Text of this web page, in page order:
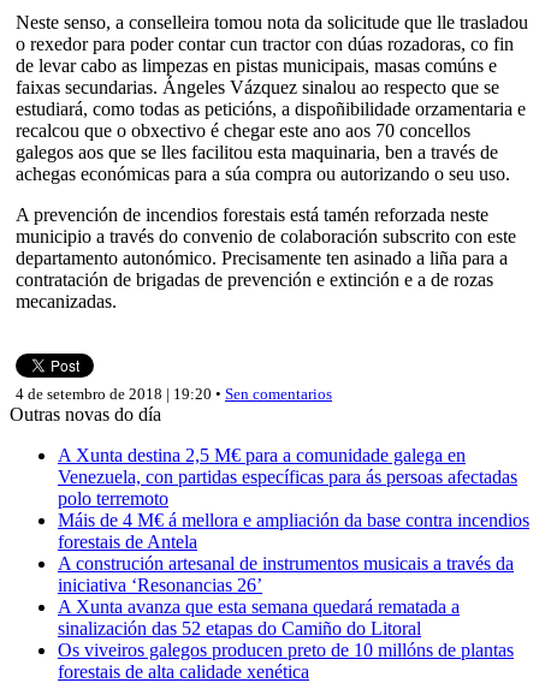
Neste senso, a conselleira tomou nota da solicitude que lle trasladou
o rexedor para poder contar cun tractor con dúas rozadoras, co fin
de levar cabo as limpezas en pistas municipais, masas comúns e
faixas secundarias. Ángeles Vázquez sinalou ao respecto que se
estudiará, como todas as peticións, a dispoñibilidade orzamentaria e
recalcou que o obxectivo é chegar este ano aos 70 concellos
galegos aos que se lles facilitou esta maquinaria, ben a través de
achegas económicas para a súa compra ou autorizando o seu uso.
A prevención de incendios forestais está tamén reforzada neste
municipio a través do convenio de colaboración subscrito con este
departamento autonómico. Precisamente ten asinado a liña para a
contratación de brigadas de prevención e extinción e a de rozas
mecanizadas.
4 de setembro de 2018 | 19:20 • Sen comentarios
Outras novas do día
A Xunta destina 2,5 M€ para a comunidade galega en
Venezuela, con partidas específicas para ás persoas afectadas
polo terremoto
Máis de 4 M€ á mellora e ampliación da base contra incendios
forestais de Antela
A construción artesanal de instrumentos musicais a través da
iniciativa ‘Resonancias 26’
A Xunta avanza que esta semana quedará rematada a
sinalización das 52 etapas do Camiño do Litoral
Os viveiros galegos producen preto de 10 millóns de plantas
forestais de alta calidade xenética